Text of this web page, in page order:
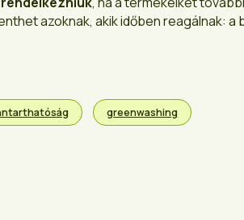
azoknak, akik időben reagálnak: a
greenwashing